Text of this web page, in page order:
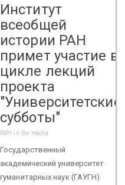
Институт
всеобщей
истории РАН
примет участие в
цикле лекций
проекта
"Университетские
субботы"
IWH in the media
Государственный
академический университет
гуманитарных наук (ГАУГН)